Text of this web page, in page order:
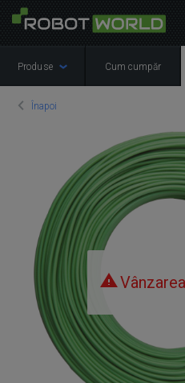
Produse Cum cumpăr
Înapoi